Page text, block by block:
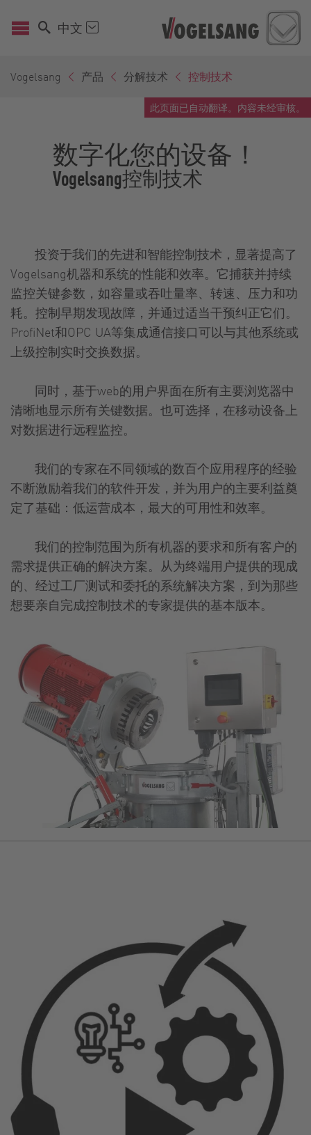
中文
Vogelsang 产品 分解技术 控制技术
此页面已自动翻译。内容未经审核。
数字化您的设备！
Vogelsang控制技术
投资于我们的先进和智能控制技术，显著提高了
Vogelsang机器和系统的性能和效率。它捕获并持续
监控关键参数，如容量或吞吐量率、转速、压力和功
耗。控制早期发现故障，并通过适当干预纠正它们。
ProfiNet和OPC UA等集成通信接口可以与其他系统或
上级控制实时交换数据。
同时，基于web的用户界面在所有主要浏览器中
清晰地显示所有关键数据。也可选择，在移动设备上
对数据进行远程监控。
我们的专家在不同领域的数百个应用程序的经验
不断激励着我们的软件开发，并为用户的主要利益奠
定了基础：低运营成本，最大的可用性和效率。
我们的控制范围为所有机器的要求和所有客户的
需求提供正确的解决方案。从为终端用户提供的现成
的、经过工厂测试和委托的系统解决方案，到为那些
想要亲自完成控制技术的专家提供的基本版本。